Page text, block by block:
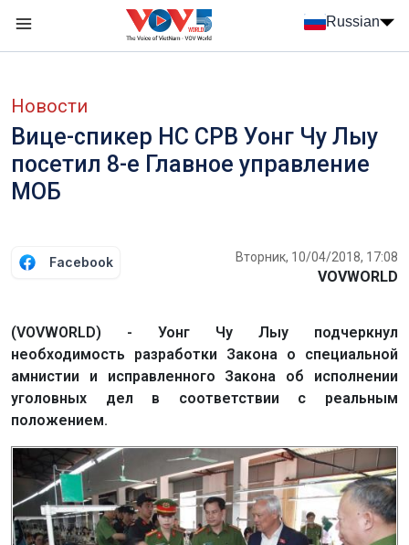
Russian
Новости
Вице-спикер НС СРВ Уонг Чу Лыу
посетил 8-е Главное управление
МОБ
Facebook Вторник, 10/04/2018, 17:08
VOVWORLD
(VOVWORLD) - Уонг Чу Лыу подчеркнул
необходимость разработки Закона о специальной
амнистии и исправленного Закона об исполнении
уголовных дел в соответствии с реальным
положением.